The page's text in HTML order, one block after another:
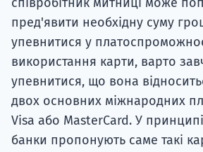
пред'явити необхідну суму
упевнитися у
використання карти, варто
упевнитися, що вона
двох основних міжнародних
Visa або MasterCard. У
банки пропонують саме такі